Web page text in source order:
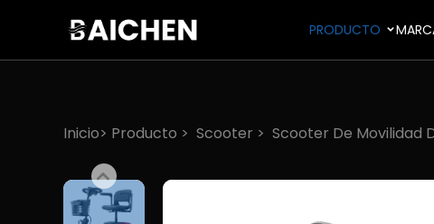
PRODUCTO
Inicio> Producto > Scooter > Scooter De Movilidad